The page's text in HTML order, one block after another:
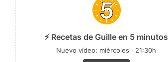
⚡ Recetas de Guille en 5 minutos
Nuevo vídeo: miércoles · 21:30h